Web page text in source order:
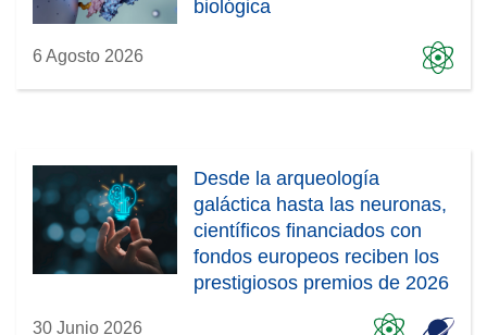
biológica
6 Agosto 2026
Desde la arqueología
galáctica hasta las neuronas,
científicos financiados con
fondos europeos reciben los
prestigiosos premios de 2026
30 Junio 2026